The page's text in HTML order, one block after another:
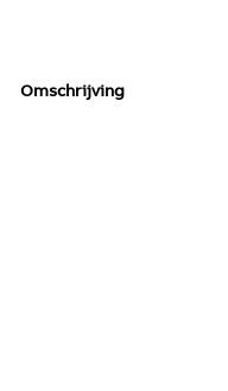
Omschrijving